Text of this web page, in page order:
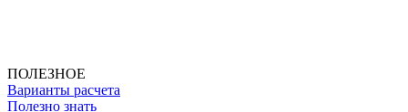
ПОЛЕЗНОЕ
Варианты расчета
Полезно знать